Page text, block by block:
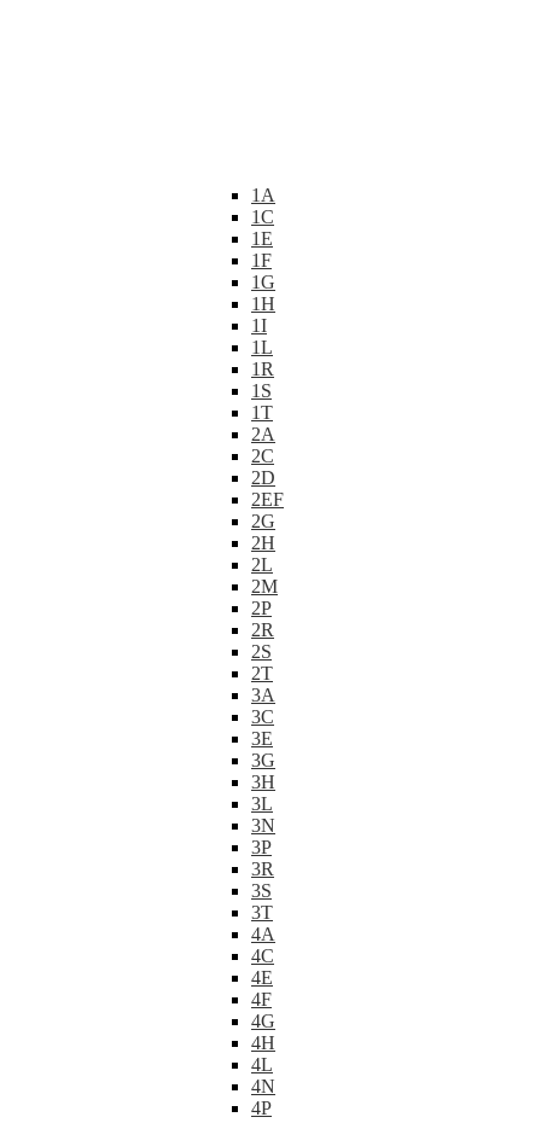
1A
1C
1E
1F
1G
1H
1I
1L
1R
1S
1T
2A
2C
2D
2EF
2G
2H
2L
2M
2P
2R
2S
2T
3A
3C
3E
3G
3H
3L
3N
3P
3R
3S
3T
4A
4C
4E
4F
4G
4H
4L
4N
4P